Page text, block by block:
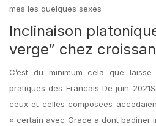
mes les quelques sexes
Inclinaison
verge” chez
C’est du minimum cela que
pratiques des Francais De juin
ceux et celles composees
« certain avec Grace a dont badiner